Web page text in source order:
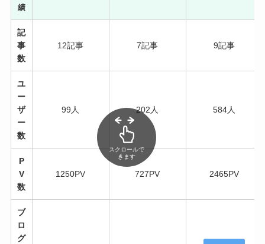
績
記
事
数
12記事 7記事 9記事
ユ
ー
ザ
ー
数
99人 202人 584人
P
V
数
1250PV 727PV 2465PV
ブ
ロ
グ
スクロールで
きます